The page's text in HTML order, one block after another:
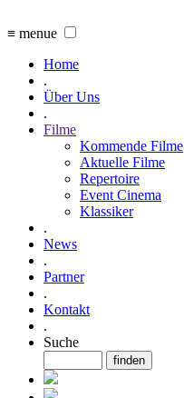
≡ menue
Home
.
Über Uns
.
Filme
Kommende Filme
Aktuelle Filme
Repertoire
Event Cinema
Klassiker
.
News
.
Partner
.
Kontakt
.
Suche